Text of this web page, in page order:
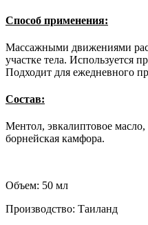
Способ применения:
Массажными движениями
участке тела. Используется
Подходит для ежедневного
Состав:
Ментол, эвкалиптовое
борнейская камфора.
Объем: 50 мл
Производство: Таиланд